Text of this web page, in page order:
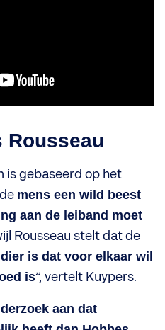
Rousseau
is gebaseerd op het
mens een wild beest
aan de leiband moet
Rousseau stelt dat de
is dat voor elkaar wil
is”, vertelt Kuypers.
aan dat